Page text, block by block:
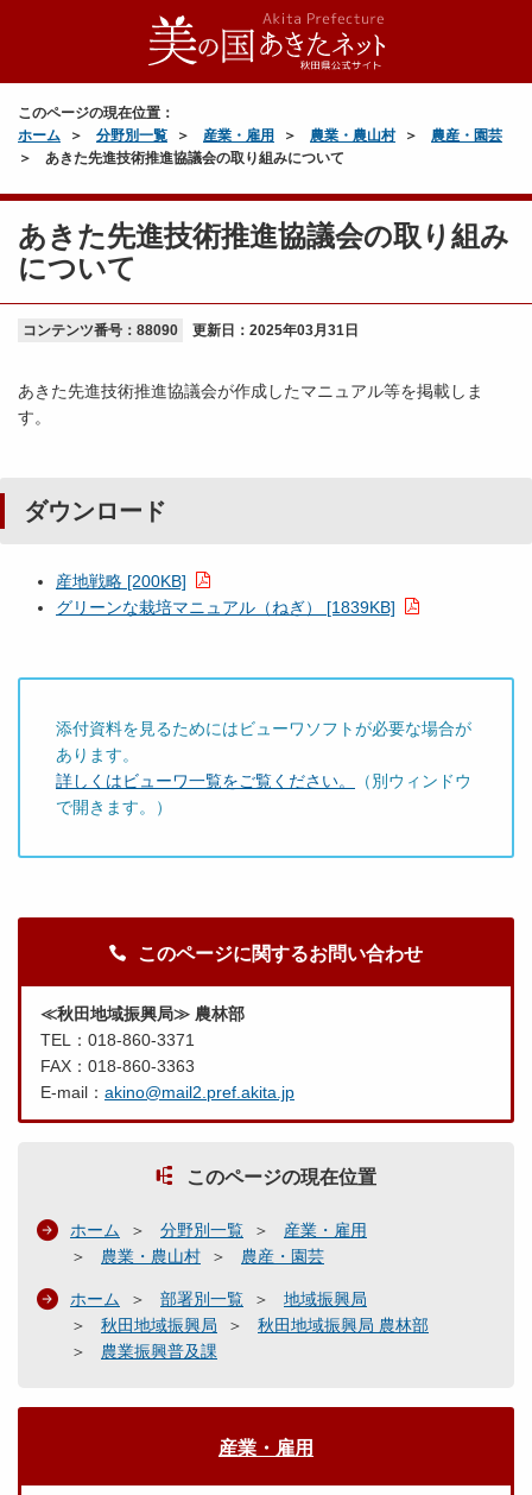
このページの現在位置：
ホーム
分野別一覧 産業・雇用 農業・農山村
農産・園芸
あきた先進技術推進協議会の取り組みについて
あきた先進技術推進協議会の取り組み
について
コンテンツ番号：88090 更新日： 2025年03月31日
あきた先進技術推進協議会が作成したマニュアル等を掲載しま
す。
ダウンロード
産地戦略 [200KB]
グリーンな栽培マニュアル（ねぎ） [1839KB]
添付資料を見るためにはビューワソフトが必要な場合が
あります。
詳しくはビューワ一覧をご覧ください。
（別ウィンドウ
で開きます。）
このページに関するお問い合わせ
≪秋田地域振興局≫ 農林部
TEL：018-860-3371
FAX：018-860-3363
E-mail： akino@mail2.pref.akita.jp
このページの現在位置
ホーム 分野別一覧
産業・雇用
農業・農山村
農産・園芸
ホーム 部署別一覧
地域振興局
秋田地域振興局
秋田地域振興局 農林部
農業振興普及課
産業・雇用